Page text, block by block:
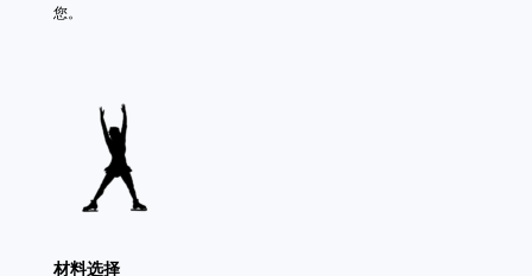
您。
材料选择